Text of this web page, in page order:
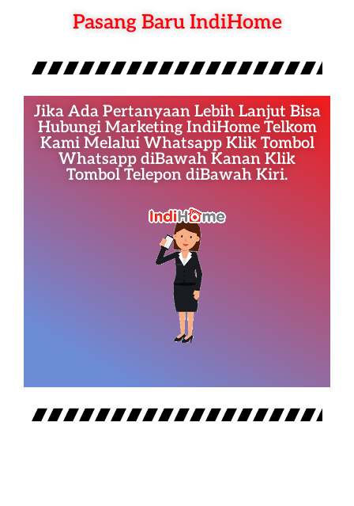
Pasang Baru IndiHome
Jika Ada Pertanyaan Lebih Lanjut Bisa
Hubungi Marketing IndiHome Telkom
Kami Melalui Whatsapp Klik Tombol
Whatsapp diBawah Kanan Klik
Tombol Telepon diBawah Kiri.